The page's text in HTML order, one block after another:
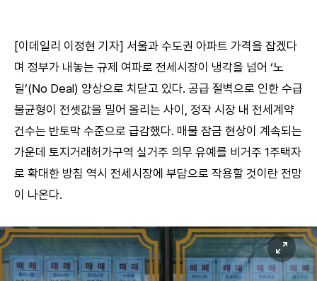
[이데일리 이정현 기자] 서울과 수도권 아파트 가격을 잡겠다
며 정부가 내놓는 규제 여파로 전세시장이 냉각을 넘어 ‘노
딜’(No Deal) 양상으로 치닫고 있다. 공급 절벽으로 인한 수급
불균형이 전셋값을 밀어 올리는 사이, 정작 시장 내 전세계약
건수는 반토막 수준으로 급감했다. 매물 잠금 현상이 계속되는
가운데 토지거래허가구역 실거주 의무 유예를 비거주 1주택자
로 확대한 방침 역시 전세시장에 부담으로 작용할 것이란 전망
이 나온다.